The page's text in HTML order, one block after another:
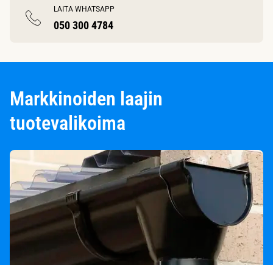
LAITA WHATSAPP
050 300 4784
Markkinoiden laajin
tuotevalikoima